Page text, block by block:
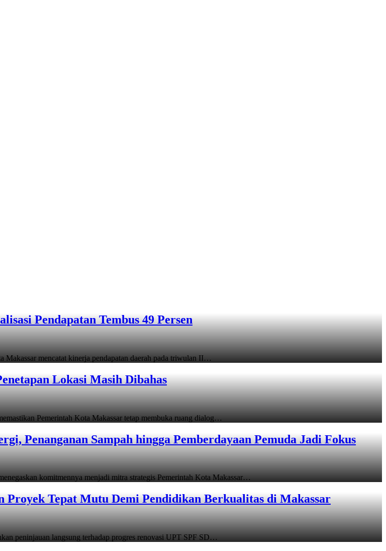
Pendapatan Tembus 49 Persen
mencatat kinerja pendapatan daerah pada triwulan II…
Lokasi Masih Dibahas
Pemerintah Kota Makassar tetap membuka ruang dialog…
Penanganan Sampah hingga Pemberdayaan Pemuda Jadi Fokus
komitmennya menjadi mitra strategis Pemerintah Kota Makassar…
Proyek Tepat Mutu Demi Pendidikan Berkualitas di Makassar
peninjauan langsung terhadap progres renovasi UPT SPF SD…